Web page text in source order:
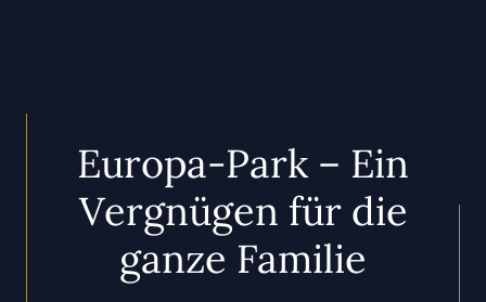
Europa-Park – Ein
Vergnügen für die
ganze Familie